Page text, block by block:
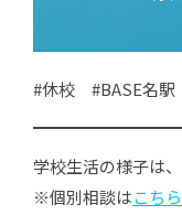
#休校 #BASE名駅
学校生活の様子は、
※個別相談はこちら